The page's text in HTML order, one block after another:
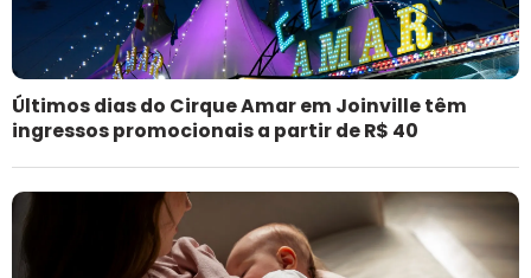
Últimos dias do Cirque Amar em Joinville têm
ingressos promocionais a partir de R$ 40